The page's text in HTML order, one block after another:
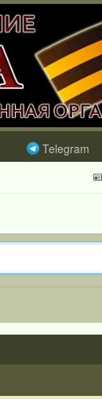
Telegram